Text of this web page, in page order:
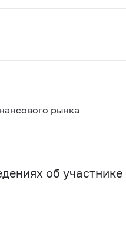
рынка
об